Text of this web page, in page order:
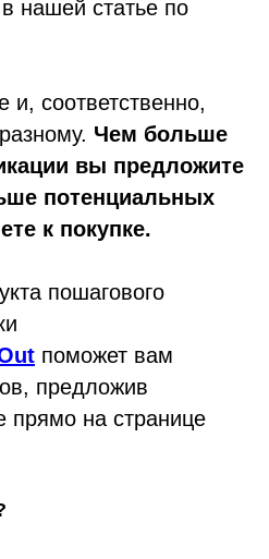
нашей статье по
и, соответственно,
Чем больше
вы предложите
потенциальных
к покупке.
пошагового
поможет вам
предложив
на странице